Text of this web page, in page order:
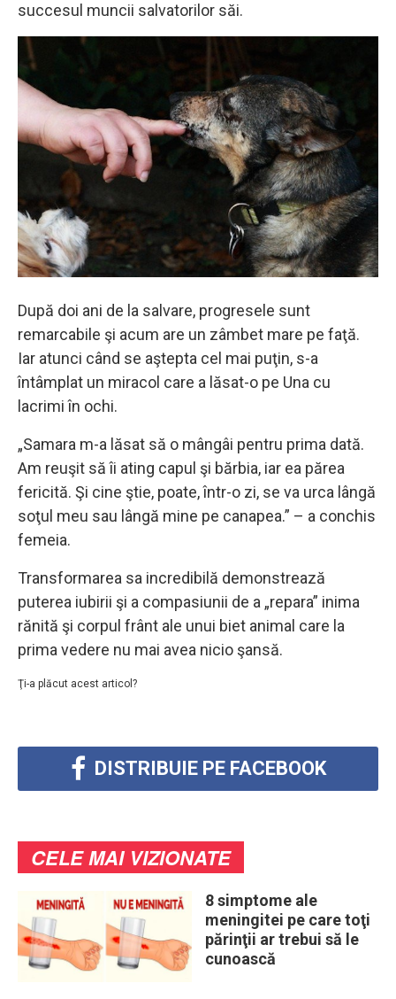
succesul muncii salvatorilor săi.
După doi ani de la salvare, progresele sunt
remarcabile şi acum are un zâmbet mare pe faţă.
Iar atunci când se aştepta cel mai puţin, s-a
întâmplat un miracol care a lăsat-o pe Una cu
lacrimi în ochi.
„Samara m-a lăsat să o mângâi pentru prima dată.
Am reuşit să îi ating capul şi bărbia, iar ea părea
fericită. Şi cine ştie, poate, într-o zi, se va urca lângă
soţul meu sau lângă mine pe canapea.” – a conchis
femeia.
Transformarea sa incredibilă demonstrează
puterea iubirii şi a compasiunii de a „repara” inima
rănită şi corpul frânt ale unui biet animal care la
prima vedere nu mai avea nicio şansă.
Ţi-a plăcut acest articol?
DISTRIBUIE PE FACEBOOK
CELE MAI VIZIONATE
8 simptome ale
meningitei pe care toţi
părinţii ar trebui să le
cunoască